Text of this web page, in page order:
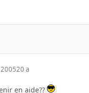
20 a
en aide??